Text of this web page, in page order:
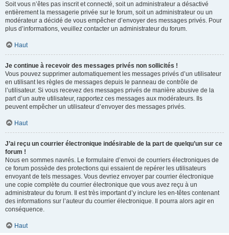
Soit vous n’êtes pas inscrit et connecté, soit un administrateur a désactivé
entièrement la messagerie privée sur le forum, soit un administrateur ou un
modérateur a décidé de vous empêcher d’envoyer des messages privés. Pour
plus d’informations, veuillez contacter un administrateur du forum.
Haut
Je continue à recevoir des messages privés non sollicités !
Vous pouvez supprimer automatiquement les messages privés d’un utilisateur
en utilisant les règles de messages depuis le panneau de contrôle de
l’utilisateur. Si vous recevez des messages privés de manière abusive de la
part d’un autre utilisateur, rapportez ces messages aux modérateurs. Ils
peuvent empêcher un utilisateur d’envoyer des messages privés.
Haut
J’ai reçu un courrier électronique indésirable de la part de quelqu’un sur ce
forum !
Nous en sommes navrés. Le formulaire d’envoi de courriers électroniques de
ce forum possède des protections qui essaient de repérer les utilisateurs
envoyant de tels messages. Vous devriez envoyer par courrier électronique
une copie complète du courrier électronique que vous avez reçu à un
administrateur du forum. Il est très important d’y inclure les en-têtes contenant
des informations sur l’auteur du courrier électronique. Il pourra alors agir en
conséquence.
Haut